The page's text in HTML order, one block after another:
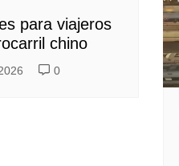
para viajeros
chino
0